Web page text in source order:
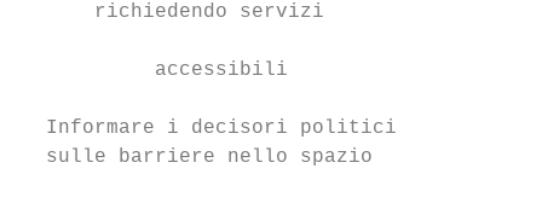
richiedendo servizi
accessibili
Informare i decisori politici
sulle barriere nello spazio